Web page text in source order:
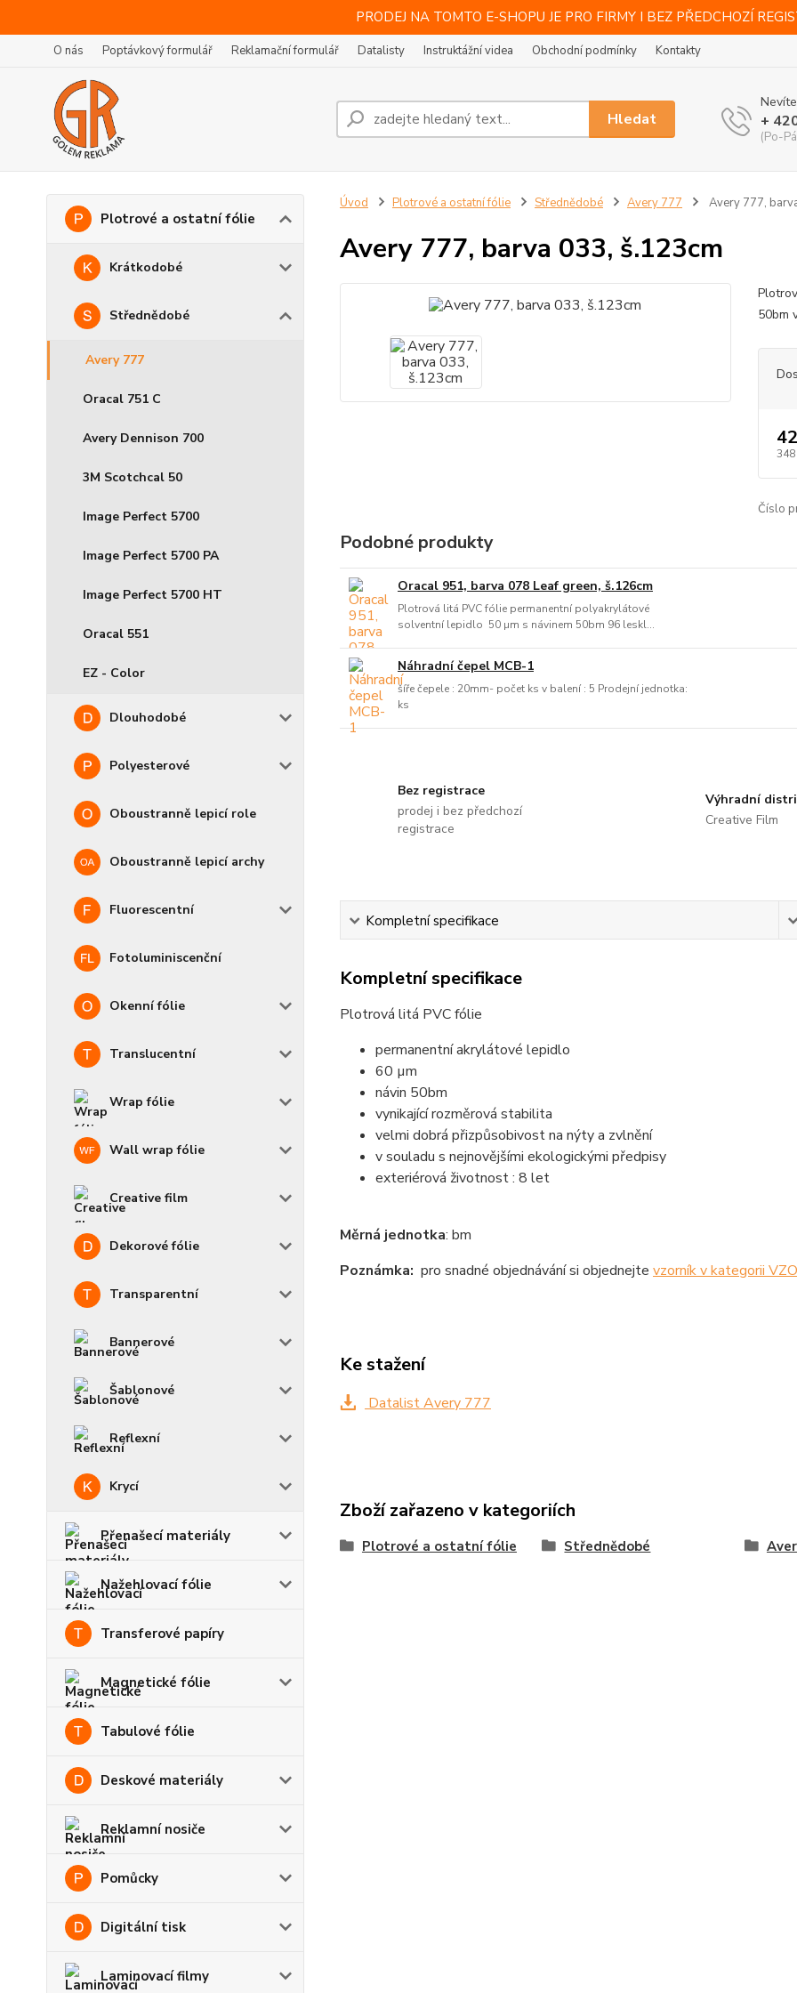
PRODEJ NA TOMTO E-SHOPU JE PRO FIRMY I BEZ PŘEDCHOZÍ
O nás Poptávkový formulář Reklamační formulář Datalisty Instruktážní videa Obchodní podmínky Kontakty
Hledat +
(Po-
Plotrové a ostatní fólie
Krátkodobé
Střednědobé
Avery 777
Oracal 751 C
Avery Dennison 700
3M Scotchcal 50
Image Perfect 5700
Image Perfect 5700 PA
Image Perfect 5700 HT
Oracal 551
EZ - Color
Dlouhodobé
Polyesterové
Oboustranně lepicí role
Oboustranně lepicí archy
Fluorescentní
Fotoluminiscenční
Okenní fólie
Translucentní
Wrap fólie
Wall wrap fólie
Creative film
Dekorové fólie
Transparentní
Bannerové
Šablonové
Reflexní
Krycí
Přenašecí materiály
Nažehlovací fólie
Transferové papíry
Magnetické fólie
Tabulové fólie
Deskové materiály
Reklamní nosiče
Pomůcky
Digitální tisk
Laminovací filmy
Úvod Plotrové a ostatní fólie Střednědobé Avery 777 Avery 777,
Avery 777, barva 033, š.123cm
50bm
348
Číslo
Podobné produkty
Oracal 951, barva 078 Leaf green, š.126cm
Plotrová litá PVC fólie permanentní polyakrylátové
solventní lepidlo 50 µm s návinem 50bm 96 leskl...
Náhradní čepel MCB-1
šíře čepele : 20mm- počet ks v balení : 5 Prodejní jednotka:
ks
Bez registrace
prodej i bez předchozí
registrace
Výhradní
Creative Film
Kompletní specifikace
Kompletní specifikace
Plotrová litá PVC fólie
permanentní akrylátové lepidlo
60 µm
návin 50bm
vynikající rozměrová stabilita
velmi dobrá přizpůsobivost na nýty a zvlnění
v souladu s nejnovějšími ekologickými předpisy
exteriérová životnost : 8 let
Měrná jednotka: bm
Poznámka: pro snadné objednávání si objednejte vzorník v kategorii
Ke stažení
Datalist Avery 777
Zboží zařazeno v kategoriích
Plotrové a ostatní fólie Střednědobé